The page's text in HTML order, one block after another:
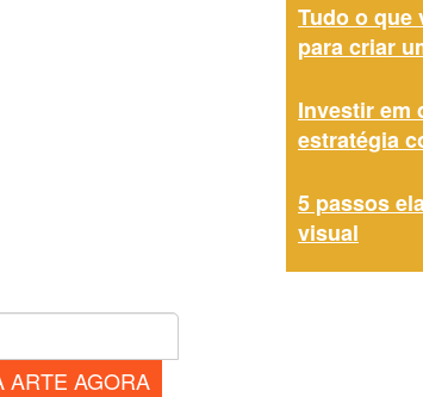
Tudo o que
para criar
Investir em
estratégia
5 passos
visual
ARTE AGORA